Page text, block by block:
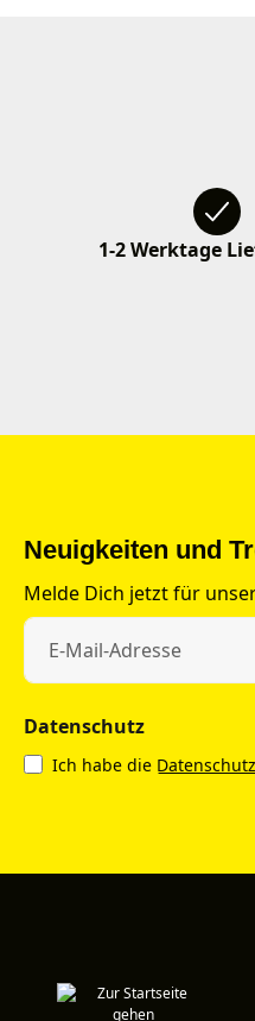
1-2 Werktage
Neuigkeiten und
Melde Dich jetzt für
Datenschutz
Ich habe die